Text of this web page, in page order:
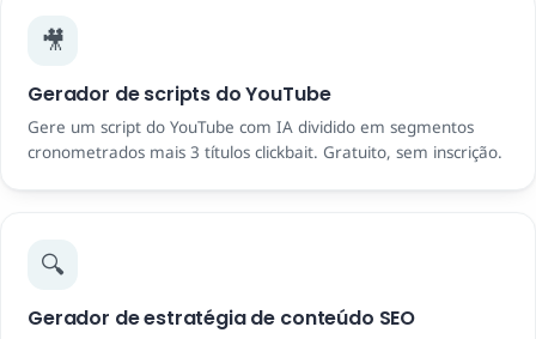
🎥
Gerador de scripts do YouTube
Gere um script do YouTube com IA dividido em segmentos
cronometrados mais 3 títulos clickbait. Gratuito, sem inscrição.
🔍
Gerador de estratégia de conteúdo SEO